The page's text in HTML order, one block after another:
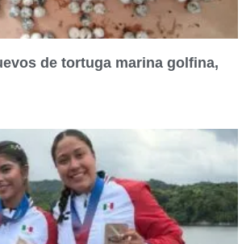
de tortuga marina golfina,